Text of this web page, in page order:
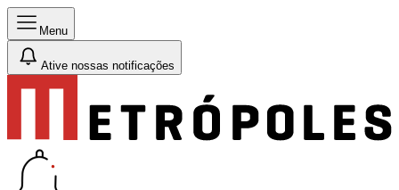
Menu
Ative nossas notificações